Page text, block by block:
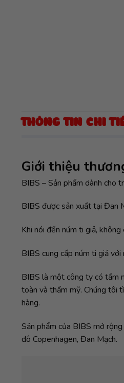
THÔNG TIN CHI
Giới thiệu
BIBS – Sản phẩm dành cho
BIBS được sản xuất tại Đan
Khi nói đến núm ti giả,
BIBS cung cấp núm ti giả với
BIBS là một công ty có tầm
toàn và thẩm mỹ. Chúng tôi
hàng.
Sản phẩm của BIBS mở
đô Copenhagen, Đan Mạch.